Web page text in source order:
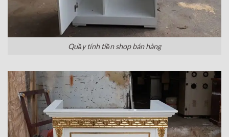
Quầy tính tiền shop bán hàng